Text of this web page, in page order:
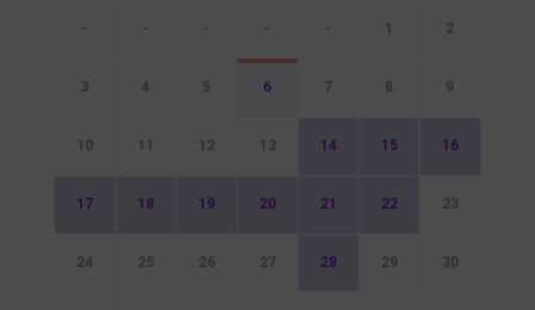
- - - - - 1 2
3 4 5 6 7 8 9
10 11 12 13 14 15 16
17 18 19 20 21 22 23
24 25 26 27 28 29 30